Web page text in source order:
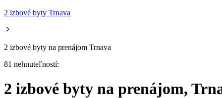
2 izbové byty Trnava
2 izbové byty na prenájom Trnava
81 nehnuteľností:
2 izbové byty na prenájom,